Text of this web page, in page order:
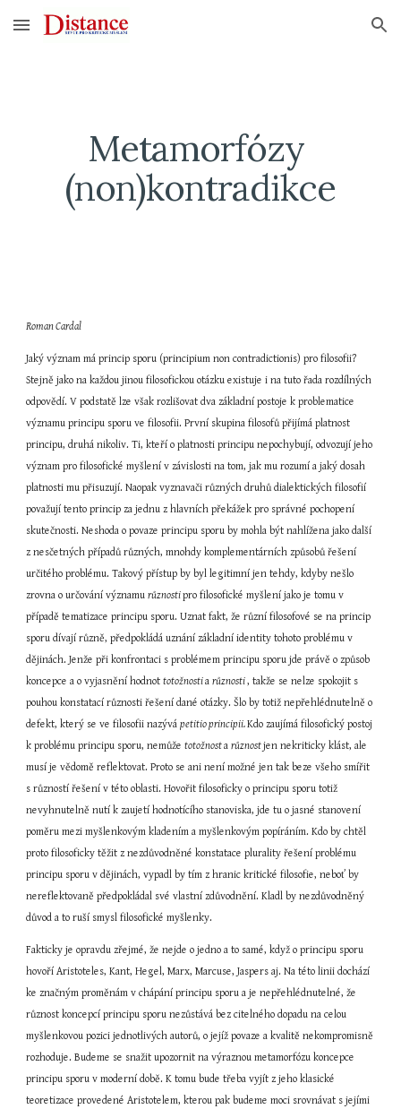
Skip to main content Skip to navigation
Metamorfózy
(non)kontradikce
Roman Cardal
Jaký význam má princip sporu (principium non contradictionis) pro filosofii?
Stejně jako na každou jinou filosofickou otázku existuje i na tuto řada rozdílných
odpovědí. V podstatě lze však rozlišovat dva základní postoje k problematice
významu principu sporu ve filosofii. První skupina filosofů přijímá platnost
principu, druhá nikoliv. Ti, kteří o platnosti principu nepochybují, odvozují jeho
význam pro filosofické myšlení v závislosti na tom, jak mu rozumí a jaký dosah
platnosti mu přisuzují. Naopak vyznavači různých druhů dialektických filosofií
považují tento princip za jednu z hlavních překážek pro správné pochopení
skutečnosti. Neshoda o povaze principu sporu by mohla být nahlížena jako další
z nesčetných případů různých, mnohdy komplementárních způsobů řešení
určitého problému. Takový přístup by byl legitimní jen tehdy, kdyby nešlo
zrovna o určování významu různosti pro filosofické myšlení jako je tomu v
případě tematizace principu sporu. Uznat fakt, že různí filosofové se na princip
sporu dívají různě, předpokládá uznání základní identity tohoto problému v
dějinách. Jenže při konfrontaci s problémem principu sporu jde právě o způsob
koncepce a o vyjasnění hodnot totožnosti a různosti , takže se nelze spokojit s
pouhou konstatací různosti řešení dané otázky. Šlo by totiž nepřehlédnutelně o
defekt, který se ve filosofii nazývá petitio principii. Kdo zaujímá filosofický postoj
k problému principu sporu, nemůže totožnost a různost jen nekriticky klást, ale
musí je vědomě reflektovat. Proto se ani není možné jen tak beze všeho smířit
s růzností řešení v této oblasti. Hovořit filosoficky o principu sporu totiž
nevyhnutelně nutí k zaujetí hodnotícího stanoviska, jde tu o jasné stanovení
poměru mezi myšlenkovým kladením a myšlenkovým popíráním. Kdo by chtěl
proto filosoficky těžit z nezdůvodněné konstatace plurality řešení problému
principu sporu v dějinách, vypadl by tím z hranic kritické filosofie, neboť by
nereflektovaně předpokládal své vlastní zdůvodnění. Kladl by nezdůvodněný
důvod a to ruší smysl filosofické myšlenky.
Fakticky je opravdu zřejmé, že nejde o jedno a to samé, když o principu sporu
hovoří Aristoteles, Kant, Hegel, Marx, Marcuse, Jaspers aj. Na této linii dochází
ke značným proměnám v chápání principu sporu a je nepřehlédnutelné, že
různost koncepcí principu sporu nezůstává bez citelného dopadu na celou
myšlenkovou pozici jednotlivých autorů, o jejíž povaze a kvalitě nekompromisně
rozhoduje. Budeme se snažit upozornit na výraznou metamorfózu koncepce
principu sporu v moderní době. K tomu bude třeba vyjít z jeho klasické
teoretizace provedené Aristotelem, kterou pak budeme moci srovnávat s jejími